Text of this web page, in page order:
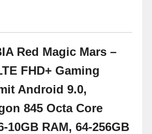
Red Magic Mars –
FHD+ Gaming
Android 9.0,
845 Octa Core
10GB RAM, 64-256GB